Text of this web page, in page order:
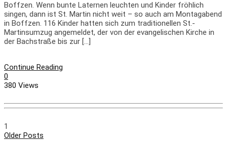
Boffzen. Wenn bunte Laternen leuchten und Kinder fröhlich
singen, dann ist St. Martin nicht weit – so auch am Montagabend
in Boffzen. 116 Kinder hatten sich zum traditionellen St.-
Martinsumzug angemeldet, der von der evangelischen Kirche in
der Bachstraße bis zur […]
Continue Reading
0
380 Views
1
Older Posts